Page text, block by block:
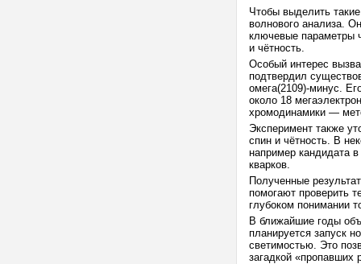
Чтобы выделить
волнового анализа.
ключевые параметры
и чётность.
Особый интерес
подтвердил
омега(2109)-минус.
около 18
хромодинамики —
Эксперимент также
спин и чётность. В
например кандидата
кварков.
Полученные
помогают проверить
глубоком понимании
В ближайшие годы
планируется запуск
светимостью. Это
загадкой «пропавших